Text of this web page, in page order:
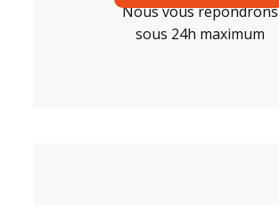
Nous vous répondrons
sous 24h maximum